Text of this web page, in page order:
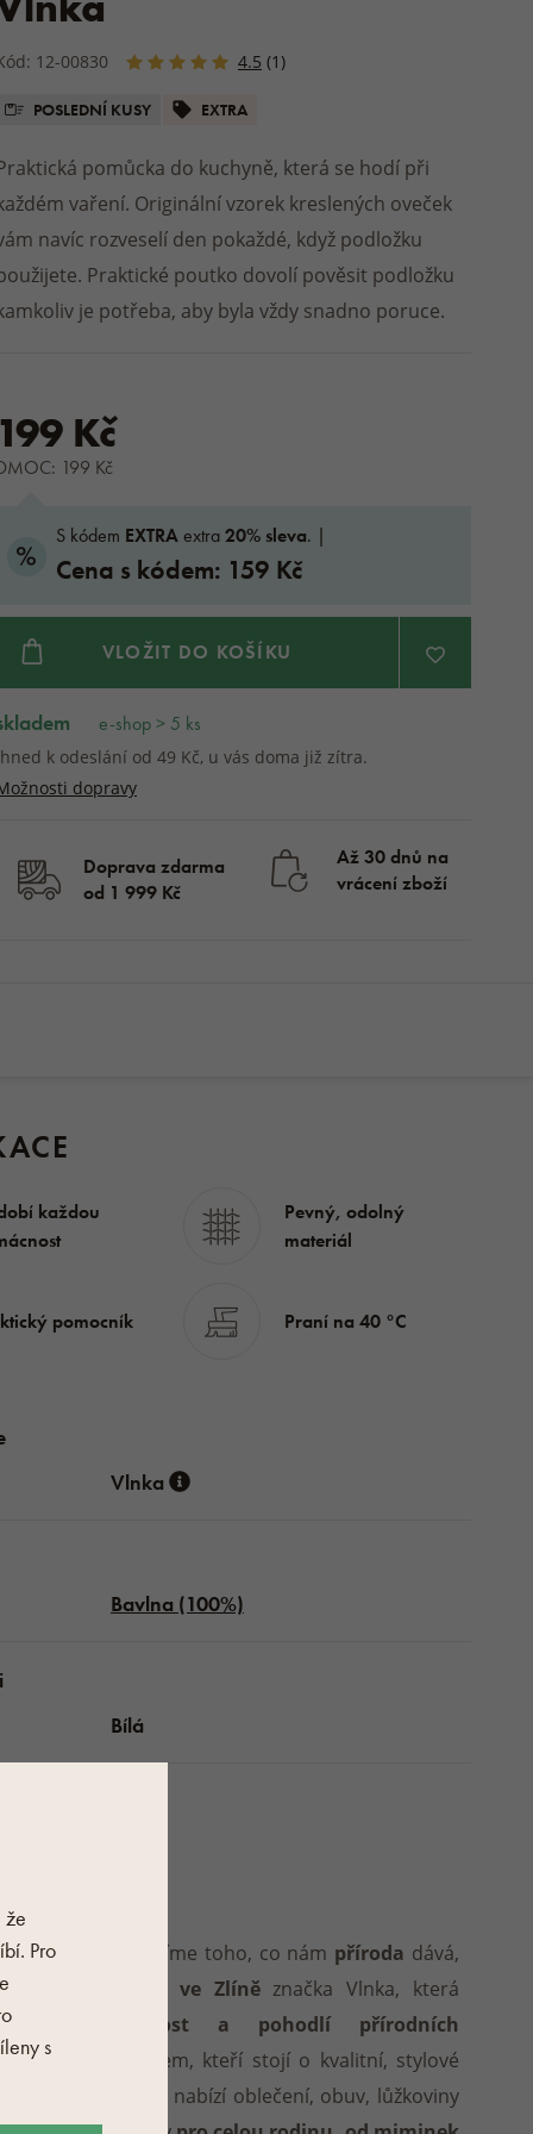
Pyžama a noční košile
Teplákovky
Trenky
DOPLŇKY K OBLEČENÍ
a nazouváky
boty
OBUV
ÚKLIDOVÉ PROSTŘEDKY
Praní a sušení prádla
Domácí drogerie
A
12-00830 4.5 (1)
POSLEDNÍ KUSY EXTRA
pomůcka do kuchyně, která se hodí při
vaření. Originální vzorek kreslených oveček
navíc rozveselí den pokaždé, když podložku
Praktické poutko dovolí pověsit podložku
je potřeba, aby byla vždy snadno poruce.
199 Kč
199 Kč
S kódem EXTRAextra20% sleva. |
Cena s kódem: 159 Kč
VLOŽIT DO KOŠÍKU
e-shop > 5 ks
k odeslání od 49 Kč, u vás doma již zítra.
dopravy
Doprava zdarma
od 1 999 Kč
Až 30 dnů na
vrácení zboží
každou
Pevný, odolný
materiál
pomocník Praní na 40 °C
Vlnka
Bavlna (100%)
Bílá
Protože si vážíme toho, co nám příroda dává,
ve Zlíněznačka Vlnka, která
radost a pohodlí přírodních
materiálů
všem, kteří stojí o kvalitní, stylové
výrobky. Vlnka nabízí oblečení, obuv, lůžkoviny
že
Pro
s